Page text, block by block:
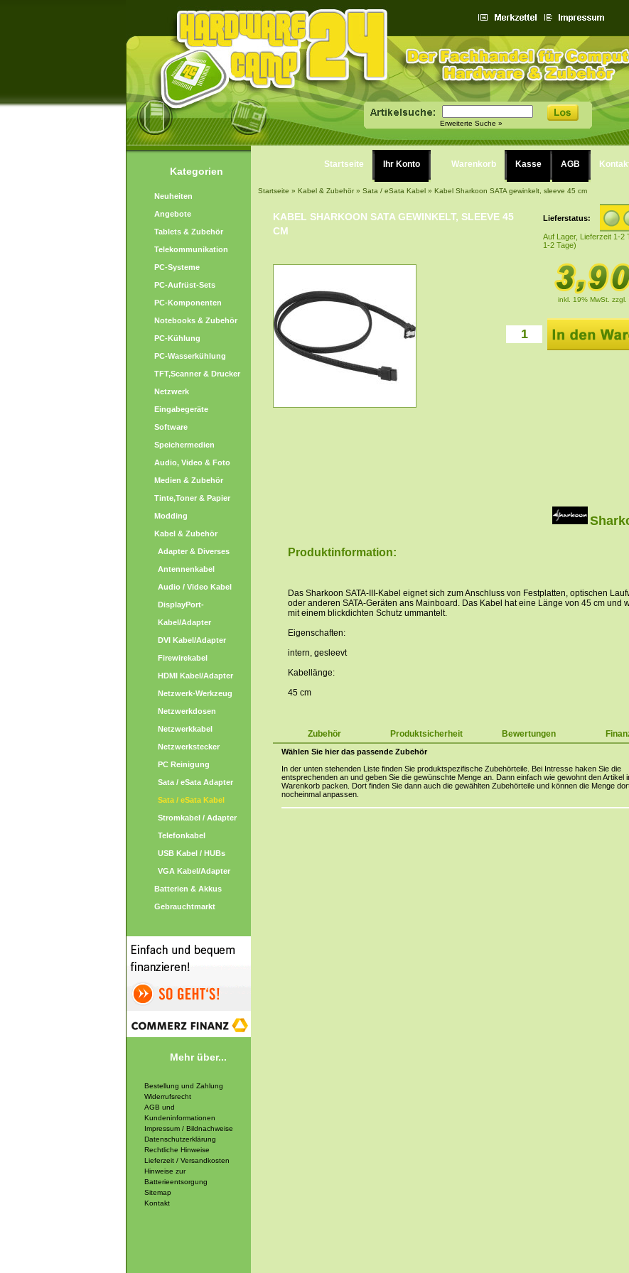
Erweiterte Suche »
Kategorien
Neuheiten
Angebote
Tablets & Zubehör
Telekommunikation
PC-Systeme
PC-Aufrüst-Sets
PC-Komponenten
Notebooks & Zubehör
PC-Kühlung
PC-Wasserkühlung
TFT,Scanner & Drucker
Netzwerk
Eingabegeräte
Software
Speichermedien
Audio, Video & Foto
Medien & Zubehör
Tinte,Toner & Papier
Modding
Kabel & Zubehör
Adapter & Diverses
Antennenkabel
Audio / Video Kabel
DisplayPort-
Kabel/Adapter
DVI Kabel/Adapter
Firewirekabel
HDMI Kabel/Adapter
Netzwerk-Werkzeug
Netzwerkdosen
Netzwerkkabel
Netzwerkstecker
PC Reinigung
Sata / eSata Adapter
Sata / eSata Kabel
Stromkabel / Adapter
Telefonkabel
USB Kabel / HUBs
VGA Kabel/Adapter
Batterien & Akkus
Gebrauchtmarkt
Mehr über...
Bestellung und Zahlung
Widerrufsrecht
AGB und
Kundeninformationen
Impressum / Bildnachweise
Datenschutzerklärung
Rechtliche Hinweise
Lieferzeit / Versandkosten
Hinweise zur
Batterieentsorgung
Sitemap
Kontakt
Startseite Ihr Konto Warenkorb Kasse AGB
Startseite » Kabel & Zubehör» Sata / eSata Kabel » Kabel Sharkoon SATA gewinkelt, sleeve 45 cm
KABEL SHARKOON SATA GEWINKELT, SLEEVE 45
CM
Lieferstatus:
Auf Lager, Lieferzeit 1-2
1-2 Tage)
inkl. 19% MwSt. zzgl.
Produktinformation:
Das Sharkoon SATA-III-Kabel eignet sich zum Anschluss von Festplatten, optischen
oder anderen SATA-Geräten ans Mainboard. Das Kabel hat eine Länge von 45 cm und
mit einem blickdichten Schutz ummantelt.
Eigenschaften:
intern, gesleevt
Kabellänge:
45 cm
Zubehör Produktsicherheit Bewertungen
Wählen Sie hier das passende Zubehör
In der unten stehenden Liste finden Sie produktspezifische Zubehörteile. Bei Intresse haken Sie die
entsprechenden an und geben Sie die gewünschte Menge an. Dann einfach wie gewohnt den Artikel
Warenkorb packen. Dort finden Sie dann auch die gewählten Zubehörteile und können die Menge
nocheinmal anpassen.